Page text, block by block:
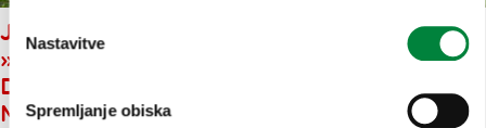
Nastavitve
Spremljanje obiska
JURČIČEV POHOD ZA
»VŠEČKANJE« IN RAZGIBANO
DOGAJANJE NA MULJAVI OD
MARCA DO OKTOBRA